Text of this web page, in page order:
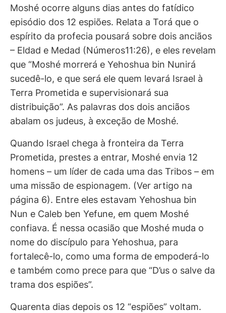
Moshé ocorre alguns dias antes do fatídico
episódio dos 12 espiões. Relata a Torá que o
espírito da profecia pousará sobre dois anciãos
– Eldad e Medad (Números11:26), e eles revelam
que “Moshé morrerá e Yehoshua bin Nunirá
sucedê-lo, e que será ele quem levará Israel à
Terra Prometida e supervisionará sua
distribuição”. As palavras dos dois anciãos
abalam os judeus, à exceção de Moshé.
Quando Israel chega à fronteira da Terra
Prometida, prestes a entrar, Moshé envia 12
homens – um líder de cada uma das Tribos – em
uma missão de espionagem. (Ver artigo na
página 6). Entre eles estavam Yehoshua bin
Nun e Caleb ben Yefune, em quem Moshé
confiava. É nessa ocasião que Moshé muda o
nome do discípulo para Yehoshua, para
fortalecê-lo, como uma forma de empoderá-lo
e também como prece para que “D’us o salve da
trama dos espiões”.
Quarenta dias depois os 12 “espiões” voltam.